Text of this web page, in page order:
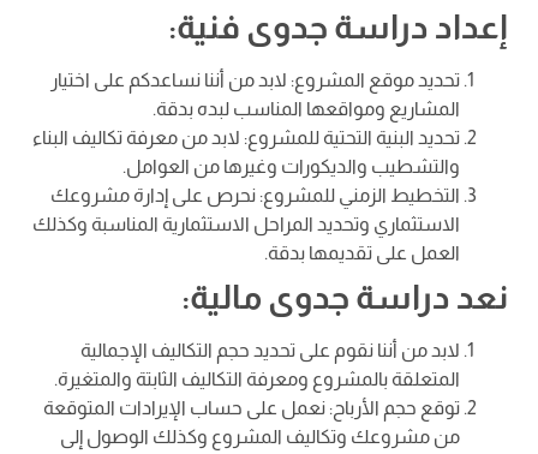
إعداد دراسة جدوى فنية:
تحديد موقع المشروع: لابد من أننا نساعدكم على اختيار
المشاريع ومواقعها المناسب لبده بدقة.
تحديد البنية التحتية للمشروع: لابد من معرفة تكاليف البناء
والتشطيب والديكورات وغيرها من العوامل.
التخطيط الزمني للمشروع: نحرص على إدارة مشروعك
الاستثماري وتحديد المراحل الاستثمارية المناسبة وكذلك
العمل على تقديمها بدقة.
نعد دراسة جدوى مالية:
لابد من أننا نقوم على تحديد حجم التكاليف الإجمالية
المتعلقة بالمشروع ومعرفة التكاليف الثابتة والمتغيرة.
توقع حجم الأرباح: نعمل على حساب الإيرادات المتوقعة
من مشروعك وتكاليف المشروع وكذلك الوصول إلى